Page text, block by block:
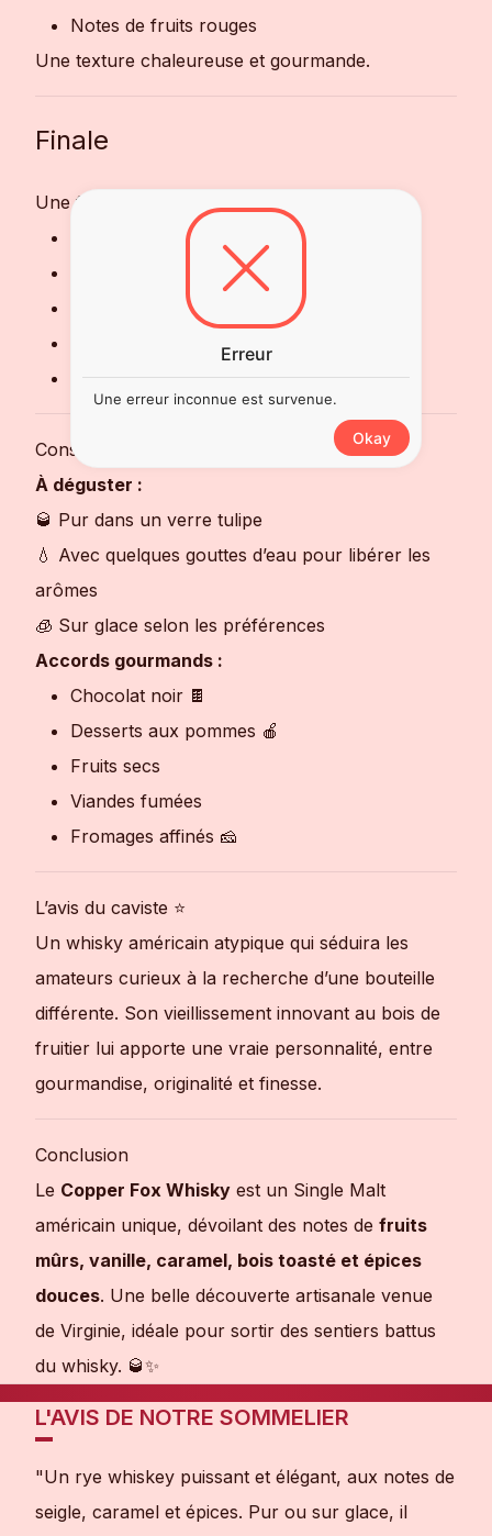
Notes de fruits rouges
Une texture chaleureuse et gourmande.
Finale
Une finale persistante sur :
Pointe fumée
Conseils de Dégustation
À déguster :
🥃 Pur dans un verre tulipe
💧 Avec quelques gouttes d’eau pour libérer les
arômes
🧊 Sur glace selon les préférences
Accords gourmands :
Chocolat noir 🍫
Desserts aux pommes 🍎
Fruits secs
Viandes fumées
Fromages affinés 🧀
L’avis du caviste ⭐
Un whisky américain atypique qui séduira les
amateurs curieux à la recherche d’une bouteille
différente. Son vieillissement innovant au bois de
fruitier lui apporte une vraie personnalité, entre
gourmandise, originalité et finesse.
Conclusion
Le Copper Fox Whisky est un Single Malt
américain unique, dévoilant des notes de fruits
mûrs, vanille, caramel, bois toasté et épices
douces. Une belle découverte artisanale venue
de Virginie, idéale pour sortir des sentiers battus
du whisky. 🥃✨
L'AVIS DE NOTRE SOMMELIER
"Un rye whiskey puissant et élégant, aux notes de
seigle, caramel et épices. Pur ou sur glace, il
Erreur
Une erreur inconnue est survenue.
Okay